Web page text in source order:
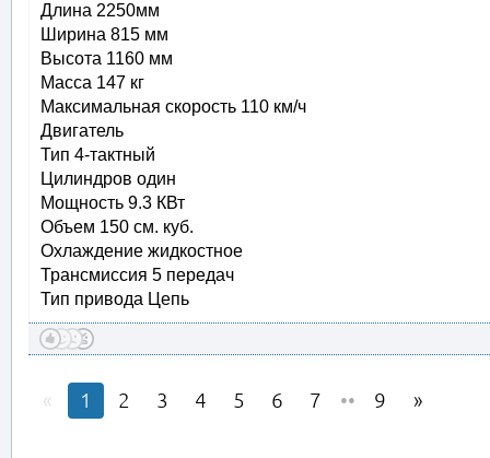
Длина 2250мм
Ширина 815 мм
Высота 1160 мм
Масса 147 кг
Максимальная скорость 110 км/ч
Двигатель
Тип 4-тактный
Цилиндров один
Мощность 9.3 КВт
Объем 150 см. куб.
Охлаждение жидкостное
Трансмиссия 5 передач
Тип привода Цепь
1 2 3 4 5 6 7 •• 9